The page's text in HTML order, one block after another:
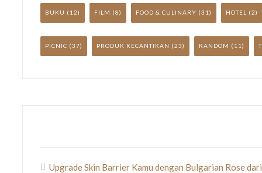
BUKU (12) FILM (8) FOOD & CULINARY (31) HOTEL (2)
PICNIC (37) PRODUK KECANTIKAN (23) RANDOM (11)
Upgrade Skin Barrier Kamu dengan Bulgarian Rose